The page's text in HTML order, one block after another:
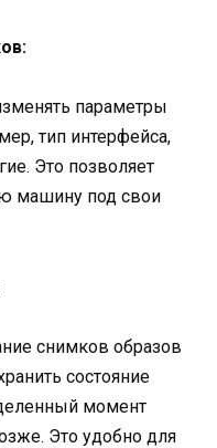
параметры
тип интерфейса,
Это позволяет
машину под свои
снимков образов
состояние
момент
Это удобно для